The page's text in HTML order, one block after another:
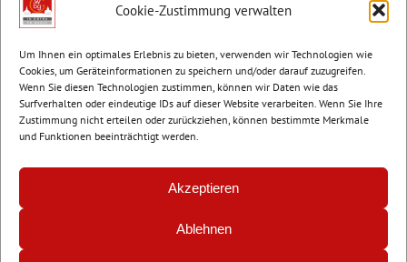
Cookie-Zustimmung verwalten
Um Ihnen ein optimales Erlebnis zu bieten, verwenden wir Technologien wie
Cookies, um Geräteinformationen zu speichern und/oder darauf zuzugreifen.
Wenn Sie diesen Technologien zustimmen, können wir Daten wie das
Surfverhalten oder eindeutige IDs auf dieser Website verarbeiten. Wenn Sie Ihre
Zustimmung nicht erteilen oder zurückziehen, können bestimmte Merkmale
und Funktionen beeinträchtigt werden.
Akzeptieren
Ablehnen
E-Mail:
info@wbg-gotha.de